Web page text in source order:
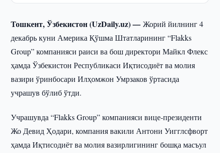
Тошкент, Ўзбекистон (UzDaily.uz) —Жорий йилнинг 4
декабрь куни Америка Қўшма Штатларининг “Flakks
Group” компанияси раиси ва бош директори Майкл Флекс
ҳамда Ўзбекистон Республикаси Иқтисодиёт ва молия
вазири ўринбосари Илҳомжон Умрзаков ўртасида
учрашув бўлиб ўтди.
Учрашувда “Flakks Group” компанияси вице-президенти
Жо Девид Ҳодари, компания вакили Антони Уигглсфворт
ҳамда Иқтисодиёт ва молия вазирлигининг бошқа масъул